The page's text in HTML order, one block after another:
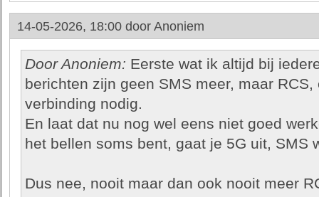
14-05-2026, 18:00 door Anoniem
Door Anoniem: Eerste wat ik altijd bij
berichten zijn geen SMS meer, maar
verbinding nodig.
En laat dat nu nog wel eens niet goed
het bellen soms bent, gaat je 5G uit, SMS
Dus nee, nooit maar dan ook nooit meer